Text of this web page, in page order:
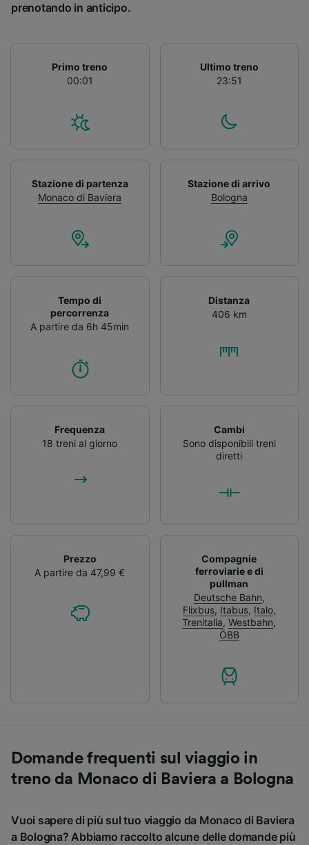
prenotando in anticipo.
Primo treno
00:01
Ultimo treno
23:51
Stazione di partenza
Monaco di Baviera
Stazione di arrivo
Bologna
Tempo di
percorrenza
A partire da 6h 45min
Distanza
406 km
Frequenza
18 treni al giorno
Cambi
Sono disponibili treni
diretti
Prezzo
A partire da 47,99 €
Compagnie
ferroviarie e di
pullman
Deutsche Bahn,
Flixbus, Itabus, Italo,
Trenitalia,Westbahn,
ÖBB
Domande frequenti sul viaggio in
treno da Monaco di Baviera a Bologna
Vuoi sapere di più sul tuo viaggio da Monaco di Baviera
a Bologna? Abbiamo raccolto alcune delle domande più